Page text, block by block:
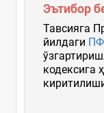
Эътибор
Тавсияга
йилдаги
кодексига